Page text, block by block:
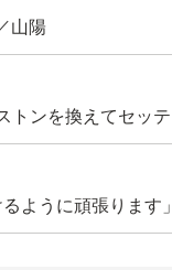
山陽
トンを換えてセッ
ように頑張ります